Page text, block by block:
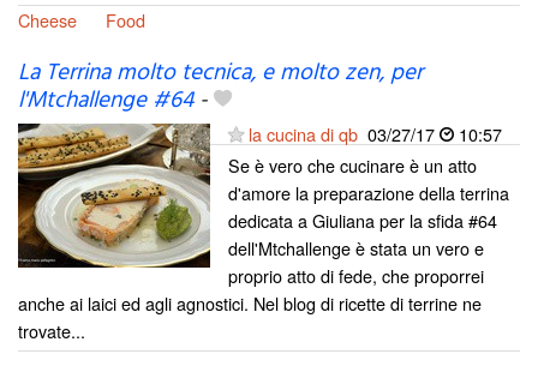
Cheese
Food
La Terrina molto tecnica, e molto zen, per
l'Mtchallenge #64-
la cucina di qb 03/27/17
10:57
Se è vero che cucinare è un atto
d'amore la preparazione della terrina
dedicata a Giuliana per la sfida #64
dell'Mtchallenge è stata un vero e
proprio atto di fede, che proporrei
anche ai laici ed agli agnostici. Nel blog di ricette di terrine ne
trovate...